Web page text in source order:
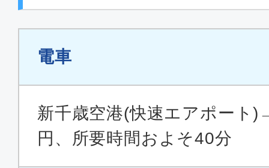
電車
新千歳空港(快速エアポート
円、所要時間およそ40分